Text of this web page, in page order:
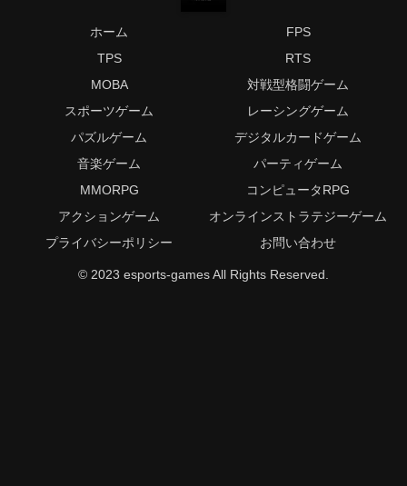
ホーム
FPS
TPS
RTS
MOBA
対戦型格闘ゲーム
スポーツゲーム
レーシングゲーム
パズルゲーム
デジタルカードゲーム
音楽ゲーム
パーティゲーム
MMORPG
コンピュータRPG
アクションゲーム
オンラインストラテジーゲーム
プライバシーポリシー
お問い合わせ
© 2023 esports-games All Rights Reserved.